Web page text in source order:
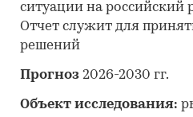
ситуации на российский
Отчет служит для
решений
Прогноз 2026-2030 гг.
Объект исследования: